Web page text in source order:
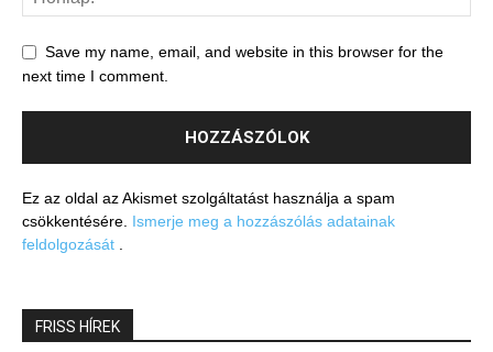
Save my name, email, and website in this browser for the
next time I comment.
Ez az oldal az Akismet szolgáltatást használja a spam
csökkentésére. Ismerje meg a hozzászólás adatainak
feldolgozását
FRISS HÍREK